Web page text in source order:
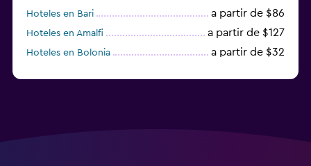
Hoteles en Bari a partir de $86
Hoteles en Amalfi a partir de $127
Hoteles en Bolonia a partir de $32